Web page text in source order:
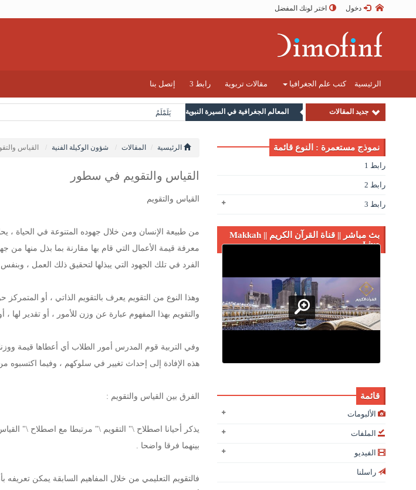
دخول اختر لونك المفضل
الرئيسية كتب علم الجغرافيا مقالات تربوية رابط 3 إتصل بنا
جديد المقالات المعالم الجغرافية في السيرة النبوية يَلَمْلَمُ
نموذج مستعمرة : النوع قائمة
رابط 1
رابط 2
رابط 3
بث مباشر || قناة القرآن الكريم || Makkah
Live
قائمة
الألبومات
الملفات
الفيديو
راسلنا
الرئيسية المقالات شؤون الوكيلة الفنية القياس
القياس والتقويم في سطور
القياس والتقويم
من طبيعة الإنسان ومن خلال جهوده المتنوعة في الحياة ،
معرفة قيمة الأعمال التي قام بها مقارنة بما بذل منها
الفرد في تلك الجهود التي يبذلها لتحقيق ذلك العمل ،
وهذا النوع من التقويم يعرف بالتقويم الذاتي ، أو
والتقويم بهذا المفهوم عبارة عن وزن للأمور ، أو تقدير لها
وفي التربية قوم المدرس أمور الطلاب أي أعطاها قيمة
هذه الإفادة إلى إحداث تغيير في سلوكهم ، وفيما
الفرق بين القياس والتقويم :
يذكر أحيانا اصطلاح \" التقويم \" مرتبطا مع اصطلاح \"
بينهما فرقا واضحا .
فالتقويم التعليمي من خلال المفاهيم السابقة يمكن تعريفه